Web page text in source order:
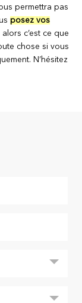
permettra pas
posez vos
c’est ce que
chose si vous
N’hésitez